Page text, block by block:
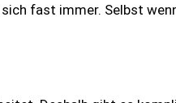
fast immer. Selbst